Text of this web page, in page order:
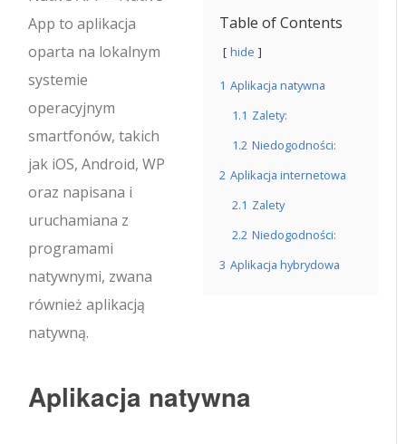
Table of Contents
hide
1 Aplikacja natywna
1.1 Zalety:
1.2 Niedogodności:
2 Aplikacja internetowa
2.1 Zalety
2.2 Niedogodności:
3 Aplikacja hybrydowa
App to aplikacja
oparta na lokalnym
systemie
operacyjnym
smartfonów, takich
jak iOS, Android, WP
oraz napisana i
uruchamiana z
programami
natywnymi, zwana
również aplikacją
natywną.
Aplikacja natywna